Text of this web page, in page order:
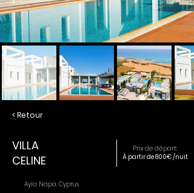
< Retour
VILLA
CELINE
À partir de 800€ /nuit
Prix de départ:
Ayia Napa, Cyprus